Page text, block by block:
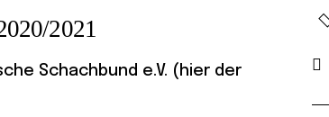
2021
Schachbund e.V. (hier der